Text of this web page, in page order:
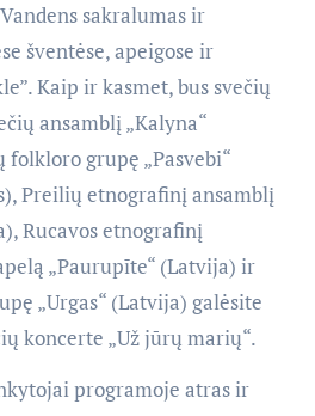
sakralumas ir
šventėse, apeigose ir
Kaip ir kasmet, bus svečių
ansamblį „Kalyna“
grupę „Pasvebi“
Preilių etnografinį ansamblį
Rucavos etnografinį
„Paurupīte“ (Latvija) ir
„Urgas“ (Latvija) galėsite
koncerte „Už jūrų marių“.
programoje atras ir